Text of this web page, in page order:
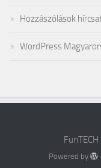
Hozzászólások
WordPress
Powered by